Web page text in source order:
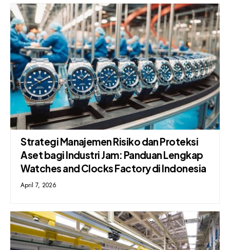
Strategi Manajemen Risiko dan Proteksi
Aset bagi Industri Jam: Panduan Lengkap
Watches and Clocks Factory di Indonesia
April 7, 2026